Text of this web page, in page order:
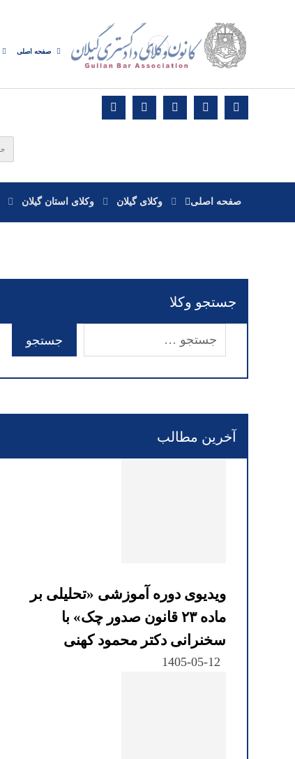
صفحه اصلی
صفحه اصلی وکلای گیلان وکلای استان گیلان
جستجو وکلا
آخرین مطالب
ویدیوی دوره آموزشی «تحلیلی بر
ماده ۲۳ قانون صدور چک» با
سخنرانی دکتر محمود کهنی
1405-05-12